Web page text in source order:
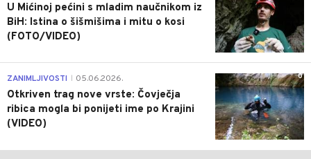
U Mićinoj pećini s mladim naučnikom iz
BiH: Istina o šišmišima i mitu o kosi
(FOTO/VIDEO)
0
ZANIMLJIVOSTI 05.06.2026.
Otkriven trag nove vrste: Čovječja
ribica mogla bi ponijeti ime po Krajini
(VIDEO)